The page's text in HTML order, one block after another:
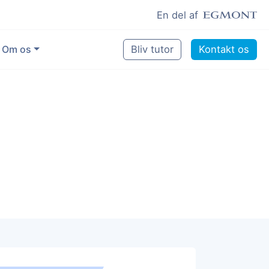
En del af
Om os Bliv tutor Kontakt os